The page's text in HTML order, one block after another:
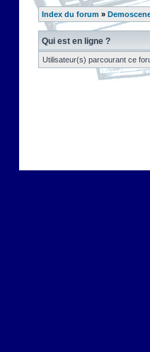
Index du forum »
Qui est en ligne ?
Utilisateur(s) parcourant ce